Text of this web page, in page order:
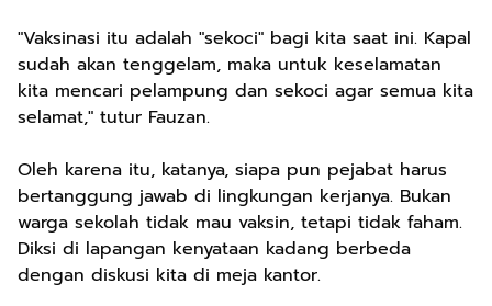
"Vaksinasi itu adalah "sekoci" bagi kita saat ini. Kapal
sudah akan tenggelam, maka untuk keselamatan
kita mencari pelampung dan sekoci agar semua kita
selamat," tutur Fauzan.
Oleh karena itu, katanya, siapa pun pejabat harus
bertanggung jawab di lingkungan kerjanya. Bukan
warga sekolah tidak mau vaksin, tetapi tidak faham.
Diksi di lapangan kenyataan kadang berbeda
dengan diskusi kita di meja kantor.